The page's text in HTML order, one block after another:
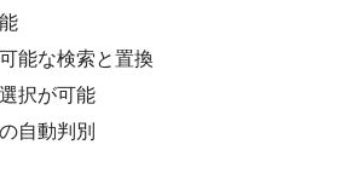
能な検索と置換
択が可能
自動判別